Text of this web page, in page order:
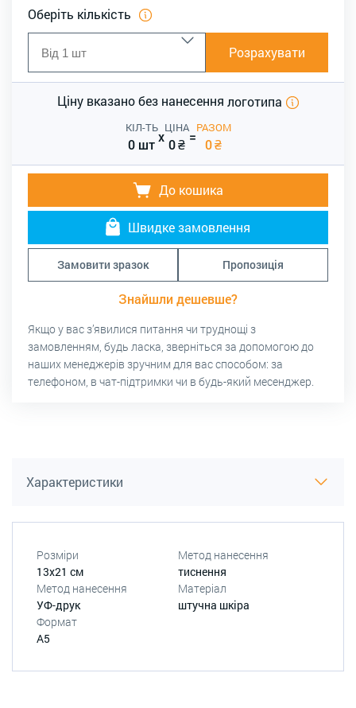
Оберіть кількість
Розрахувати
Ціну вказано без нанесення логотипа
КІЛ-ТЬ
0 штx
ЦІНА
0₴ =
РАЗОМ
0₴
До кошика
Швидке замовлення
Замовити зразок Пропозиція
Знайшли дешевше?
Якщо у вас з’явилися питання чи труднощі з
замовленням, будь ласка, зверніться за допомогою до
наших менеджерів зручним для вас способом: за
телефоном, в чат-підтримки чи в будь-який месенджер.
Характеристики
Розміри
13х21 см
Метод нанесення
тиснення
Метод нанесення
УФ-друк
Матеріал
штучна шкіра
Формат
А5